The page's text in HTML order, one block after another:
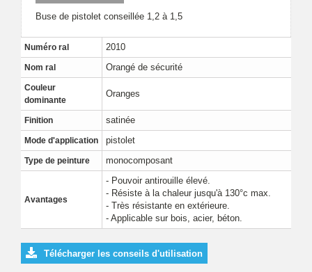
Buse de pistolet conseillée 1,2 à 1,5
Numéro ral 2010
Nom ral Orangé de sécurité
Couleur
dominante
Oranges
Finition satinée
Mode d'application pistolet
Type de peinture monocomposant
Avantages
- Pouvoir antirouille élevé.
- Résiste à la chaleur jusqu'à 130°c max.
- Très résistante en extérieure.
- Applicable sur bois, acier, béton.
Télécharger les conseils d'utilisation